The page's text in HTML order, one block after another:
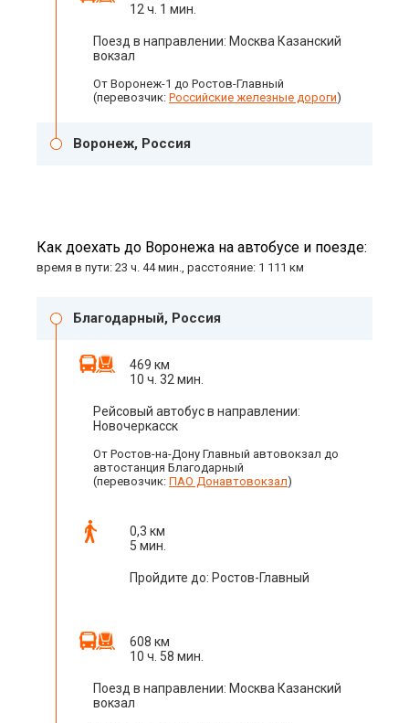
12 ч. 1 мин.
Поезд в направлении: Москва Казанский
вокзал
От Воронеж-1 до Ростов-Главный
(перевозчик: Российские железные дороги)
Воронеж, Россия
Как доехать до Воронежа на автобусе и поезде:
время в пути: 23 ч. 44 мин., расстояние: 1 111 км
Благодарный, Россия
469 км
10 ч. 32 мин.
Рейсовый автобус в направлении:
Новочеркасск
От Ростов-на-Дону Главный автовокзал до
автостанция Благодарный
(перевозчик: ПАО Донавтовокзал)
0,3 км
5 мин.
Пройдите до: Ростов-Главный
608 км
10 ч. 58 мин.
Поезд в направлении: Москва Казанский
вокзал